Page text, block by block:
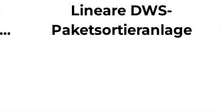
Lineare DWS-
Paketsortieranlage